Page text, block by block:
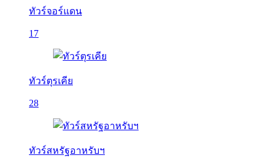
ทัวร์จอร์แดน
17
ทัวร์ตุรเคีย
28
ทัวร์สหรัฐอาหรับฯ